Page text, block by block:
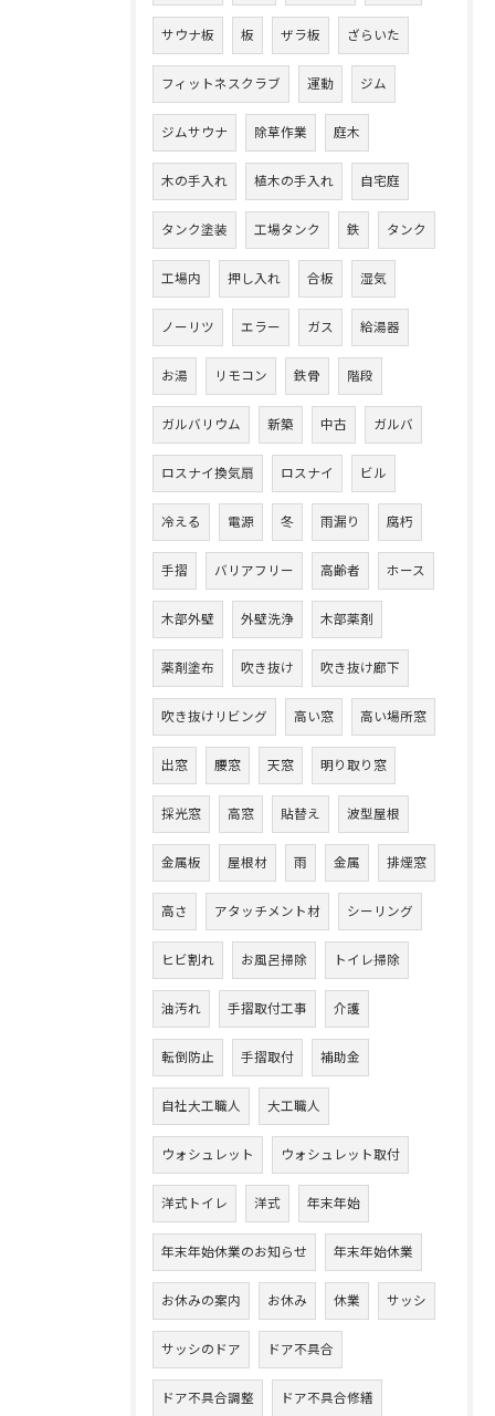
サウナ板 板 ザラ板 ざらいた
フィットネスクラブ 運動 ジム
ジムサウナ 除草作業 庭木
木の手入れ 植木の手入れ 自宅庭
タンク塗装 工場タンク 鉄 タンク
工場内 押し入れ 合板 湿気
ノーリツ エラー ガス 給湯器
お湯 リモコン 鉄骨 階段
ガルバリウム 新築 中古 ガルバ
ロスナイ換気扇 ロスナイ ビル
冷える 電源 冬 雨漏り 腐朽
手摺 バリアフリー 高齢者 ホース
木部外壁 外壁洗浄 木部薬剤
薬剤塗布 吹き抜け 吹き抜け廊下
吹き抜けリビング 高い窓 高い場所窓
出窓 腰窓 天窓 明り取り窓
採光窓 高窓 貼替え 波型屋根
金属板 屋根材 雨 金属 排煙窓
高さ アタッチメント材 シーリング
ヒビ割れ お風呂掃除 トイレ掃除
油汚れ 手摺取付工事 介護
転倒防止 手摺取付 補助金
自社大工職人 大工職人
ウォシュレット ウォシュレット取付
洋式トイレ 洋式 年末年始
年末年始休業のお知らせ 年末年始休業
お休みの案内 お休み 休業 サッシ
サッシのドア ドア不具合
ドア不具合調整 ドア不具合修繕